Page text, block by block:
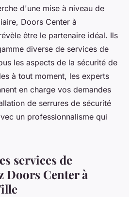
d'une mise à niveau de
Doors Center à
être le partenaire idéal. Ils
diverse de services de
les aspects de la sécurité de
à tout moment, les experts
en charge vos demandes
de serrures de sécurité
un professionnalisme qui
services de
Doors Center à